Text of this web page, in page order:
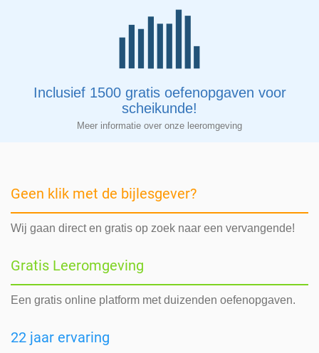
Inclusief 1500 gratis oefenopgaven voor
scheikunde!
Meer informatie over onze leeromgeving
Geen klik met de bijlesgever?
Wij gaan direct en gratis op zoek naar een vervangende!
Gratis Leeromgeving
Een gratis online platform met duizenden oefenopgaven.
22 jaar ervaring